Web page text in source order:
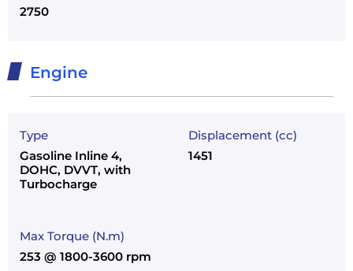
2750
Engine
Type
Gasoline Inline 4,
DOHC, DVVT, with
Turbocharge
Displacement (cc)
1451
Max Torque (N.m)
253 @ 1800-3600 rpm